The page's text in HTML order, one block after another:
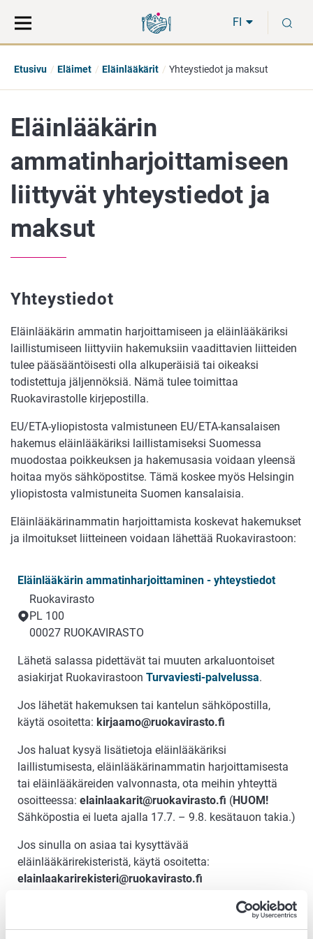
suoraan
sisältöön
koko
sivuston
FI
Etusivu Eläimet Eläinlääkärit Yhteystiedot ja maksut
Eläinlääkärin
ammatinharjoittamiseen
liittyvät yhteystiedot ja
maksut
Yhteystiedot
Eläinlääkärin ammatin harjoittamiseen ja eläinlääkäriksi
laillistumiseen liittyviin hakemuksiin vaadittavien liitteiden
tulee pääsääntöisesti olla alkuperäisiä tai oikeaksi
todistettuja jäljennöksiä. Nämä tulee toimittaa
Ruokavirastolle kirjepostilla.
EU/ETA-yliopistosta valmistuneen EU/ETA-kansalaisen
hakemus eläinlääkäriksi laillistamiseksi Suomessa
muodostaa poikkeuksen ja hakemusasia voidaan yleensä
hoitaa myös sähköpostitse. Tämä koskee myös Helsingin
yliopistosta valmistuneita Suomen kansalaisia.
Eläinlääkärinammatin harjoittamista koskevat hakemukset
ja ilmoitukset liitteineen voidaan lähettää Ruokavirastoon:
Eläinlääkärin ammatinharjoittaminen - yhteystiedot
Ruokavirasto
PL 100
00027 RUOKAVIRASTO
Lähetä salassa pidettävät tai muuten arkaluontoiset
asiakirjat Ruokavirastoon Turvaviesti-palvelussa.
Jos lähetät hakemuksen tai kantelun sähköpostilla,
käytä osoitetta: kirjaamo@ruokavirasto.fi
Jos haluat kysyä lisätietoja eläinlääkäriksi
laillistumisesta, eläinlääkärinammatin harjoittamisesta
tai eläinlääkäreiden valvonnasta, ota meihin yhteyttä
osoitteessa: elainlaakarit@ruokavirasto.fi (HUOM!
Sähköpostia ei lueta ajalla 17.7. – 9.8. kesätauon takia.)
Jos sinulla on asiaa tai kysyttävää
eläinlääkärirekisteristä, käytä osoitetta:
elainlaakarirekisteri@ruokavirasto.fi